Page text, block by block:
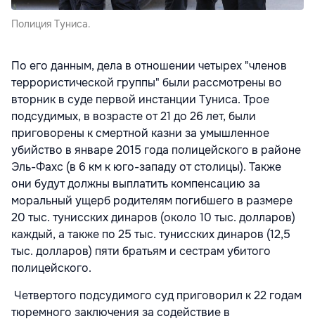
Полиция Туниса.
По его данным, дела в отношении четырех "членов
террористической группы" были рассмотрены во
вторник в суде первой инстанции Туниса. Трое
подсудимых, в возрасте от 21 до 26 лет, были
приговорены к смертной казни за умышленное
убийство в январе 2015 года полицейского в районе
Эль-Фахс (в 6 км к юго-западу от столицы). Также
они будут должны выплатить компенсацию за
моральный ущерб родителям погибшего в размере
20 тыс. тунисских динаров (около 10 тыс. долларов)
каждый, а также по 25 тыс. тунисских динаров (12,5
тыс. долларов) пяти братьям и сестрам убитого
полицейского.
Четвертого подсудимого суд приговорил к 22 годам
тюремного заключения за содействие в